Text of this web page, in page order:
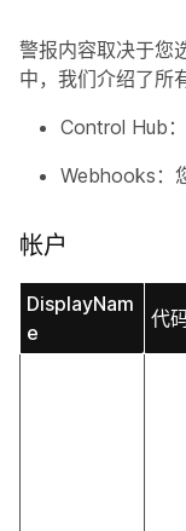
警报内容取决于您
中，我们介绍了所
Control Hub
Webhooks：
帐户
DisplayNam
e
代